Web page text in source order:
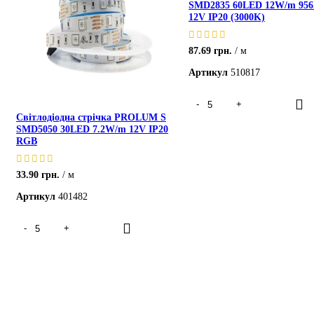
Світлодіодна стрічка PROLUM S
SMD5050 30LED 7.2W/m 12V IP20
RGB
33.90 грн.
м
Артикул 401482
SMD2835 60LED 12W/m
12V IP20 (3000K)
87.69 грн.
м
Артикул 510817